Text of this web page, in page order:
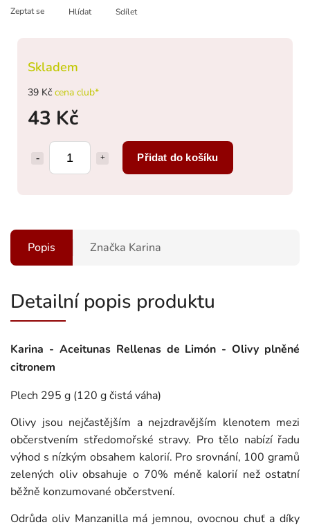
39 Kč cena club*
43 Kč
Přidat do košíku
Skladem
Zeptat se Hlídat Sdílet
Popis Značka Karina
Detailní popis produktu
Karina - Aceitunas Rellenas de Limón - Olivy plněné
citronem
Plech 295 g (120 g čistá váha)
Olivy jsou nejčastějším a nejzdravějším klenotem mezi
občerstvením středomořské stravy. Pro tělo nabízí řadu
výhod s nízkým obsahem kalorií. Pro srovnání, 100 gramů
zelených oliv obsahuje o 70% méně kalorií než ostatní
běžně konzumované občerstvení.
Odrůda oliv Manzanilla má jemnou, ovocnou chuť a díky